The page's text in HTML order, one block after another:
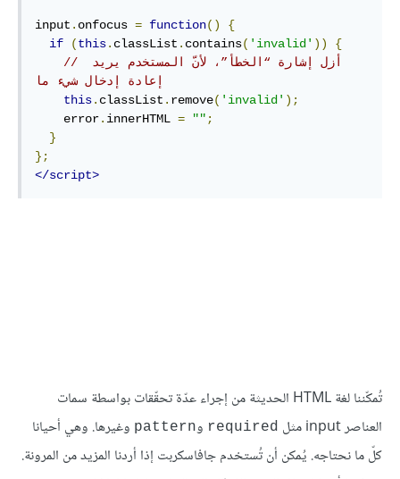
input . onfocus = function()
{
if
(this. classList . contains( 'invalid' ))
{
// أزل إشارة “الخطأ”، لأنّ المستخدم يريد
إعادة إدخال شيء ما
this. classList . remove( 'invalid' );
    error
. innerHTML = "" ;
}
};
</script>
تُمكّننا لغة HTML الحديثة من إجراء عدّة تحقّقات بواسطة سمات
العناصر input مثل
required وpattern وغيرها. وهي أحيانا
كلّ ما نحتاجه. يُمكن أن تُستخدم جافاسكربت إذا أردنا المزيد من المرونة.